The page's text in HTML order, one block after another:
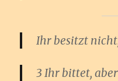
Ihr besitzt
3 Ihr bittet,